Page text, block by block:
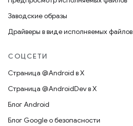
Заводские образы
Драйверы в виде исполняемых файлов
СОЦСЕТИ
Страница @Android в X
Страница @AndroidDev в X
Блог Android
Блог Google о безопасности